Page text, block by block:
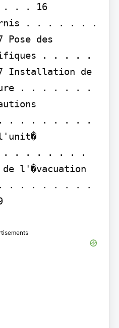
. . . 16
. . . . . . .
des
. . . . .
de
. . . . . . .
. . . . . . . . .
. . . . . . . . .
de l'�vacuation
. . . . . . . . .